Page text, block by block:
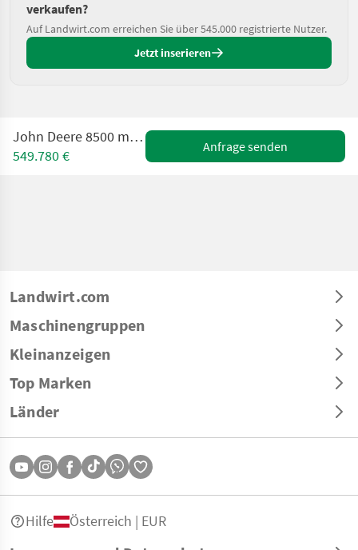
verkaufen?
Auf Landwirt.com erreichen Sie über 545.000 registrierte Nutzer.
Jetzt inserieren
John Deere 8500 mit Kemper 475 Plus
549.780 €
Anfrage senden
Landwirt.com
Maschinengruppen
Kleinanzeigen
Top Marken
Länder
Hilfe Österreich | EUR